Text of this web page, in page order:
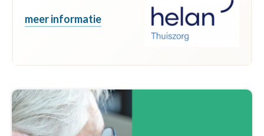
meer informatie